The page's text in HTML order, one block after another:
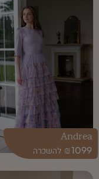
1099
₪
Andrea